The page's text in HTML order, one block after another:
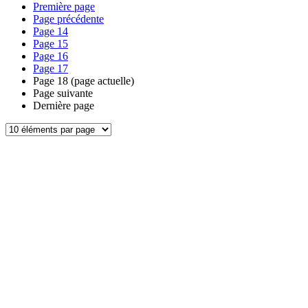
Première page
Page précédente
Page 14
Page 15
Page 16
Page 17
Page 18 (page actuelle)
Page suivante
Dernière page